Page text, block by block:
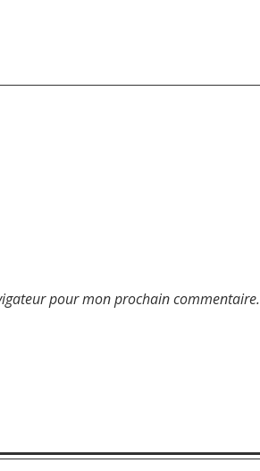
pour mon prochain commentaire.